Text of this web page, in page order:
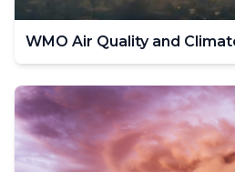
WMO Air Quality and